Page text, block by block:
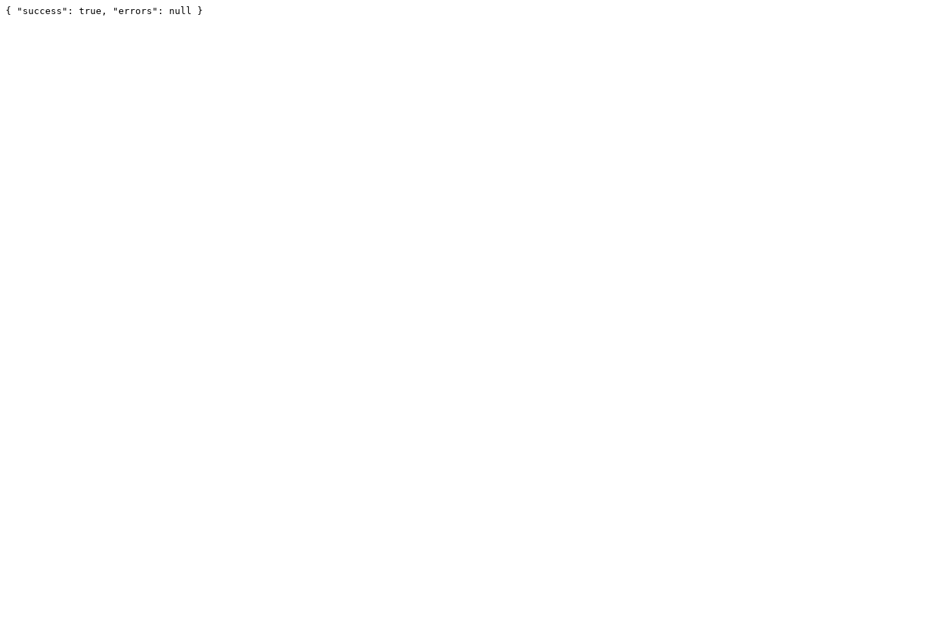
{ "success": true, "errors": null }